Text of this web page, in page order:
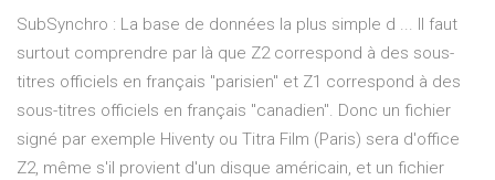
SubSynchro : La base de données la plus simple d ... Il faut
surtout comprendre par là que Z2 correspond à des sous-
titres officiels en français "parisien" et Z1 correspond à des
sous-titres officiels en français "canadien". Donc un fichier
signé par exemple Hiventy ou Titra Film (Paris) sera d'office
Z2, même s'il provient d'un disque américain, et un fichier